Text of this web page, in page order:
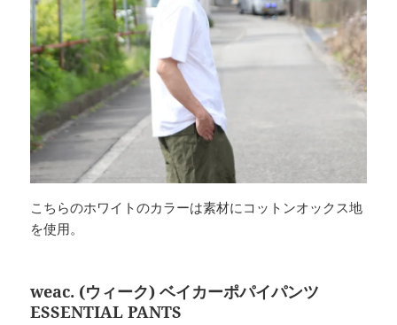
こちらのホワイトのカラーは素材にコットンオックス地
を使用。
weac. (ウィーク) ベイカーポパイパンツ
ESSENTIAL PANTS